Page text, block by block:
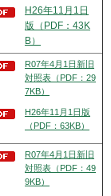
H26年11月1日
版（PDF：43K
B）
R07年4月1日新旧
対照表（PDF：29
7KB）
H26年11月1日版
（PDF：63KB）
R07年4月1日新旧
対照表（PDF：49
9KB）